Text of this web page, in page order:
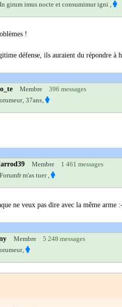
In girum imus nocte et consumimur igni ,
!
défense, ils auraient du répondre à
Membre
396 messages
37ans‚
Membre
1 461 messages
Forumfr m'as tuer ,
ne veux pas dire avec la même arme
Membre
5 248 messages